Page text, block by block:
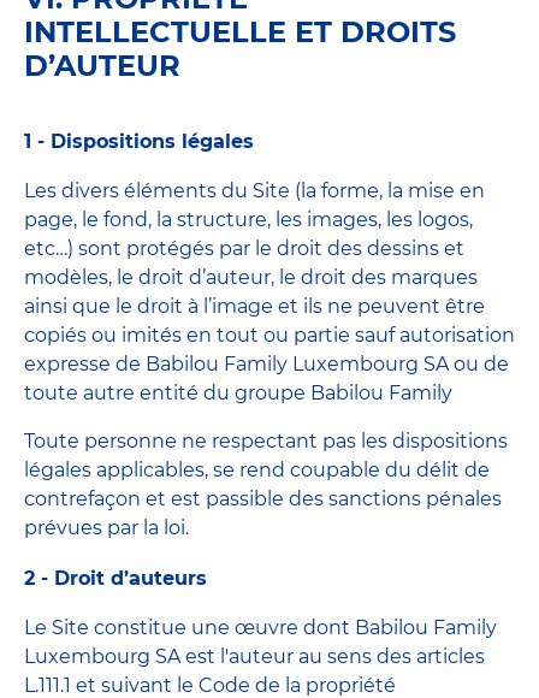
INTELLECTUELLE ET DROITS
D’AUTEUR
1 - Dispositions légales
Les divers éléments du Site (la forme, la mise en
page, le fond, la structure, les images, les logos,
etc…) sont protégés par le droit des dessins et
modèles, le droit d’auteur, le droit des marques
ainsi que le droit à l’image et ils ne peuvent être
copiés ou imités en tout ou partie sauf autorisation
expresse de Babilou Family Luxembourg SA ou de
toute autre entité du groupe Babilou Family
Toute personne ne respectant pas les dispositions
légales applicables, se rend coupable du délit de
contrefaçon et est passible des sanctions pénales
prévues par la loi.
2 - Droit d’auteurs
Le Site constitue une œuvre dont Babilou Family
Luxembourg SA est l'auteur au sens des articles
L.111.1 et suivant le Code de la propriété